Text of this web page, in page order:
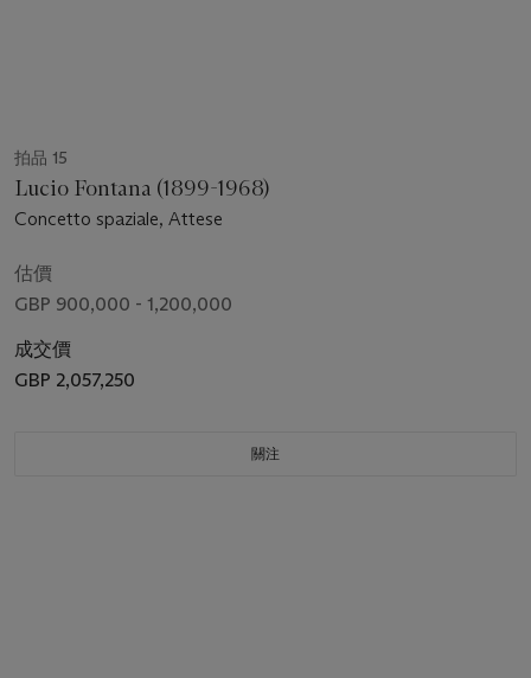
拍品 15
Lucio Fontana (1899-1968)
Concetto spaziale, Attese
估價
GBP 900,000 - 1,200,000
成交價
GBP 2,057,250
關注